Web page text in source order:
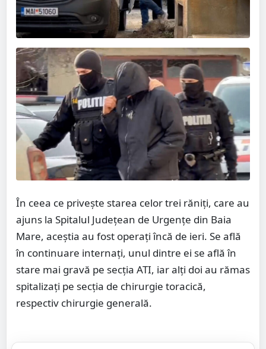
În ceea ce privește starea celor trei răniți, care au
ajuns la Spitalul Judeţean de Urgenţe din Baia
Mare, aceștia au fost operaţi încă de ieri. Se află
în continuare internaţi, unul dintre ei se află în
stare mai gravă pe secţia ATI, iar alţi doi au rămas
spitalizaţi pe secţia de chirurgie toracică,
respectiv chirurgie generală.